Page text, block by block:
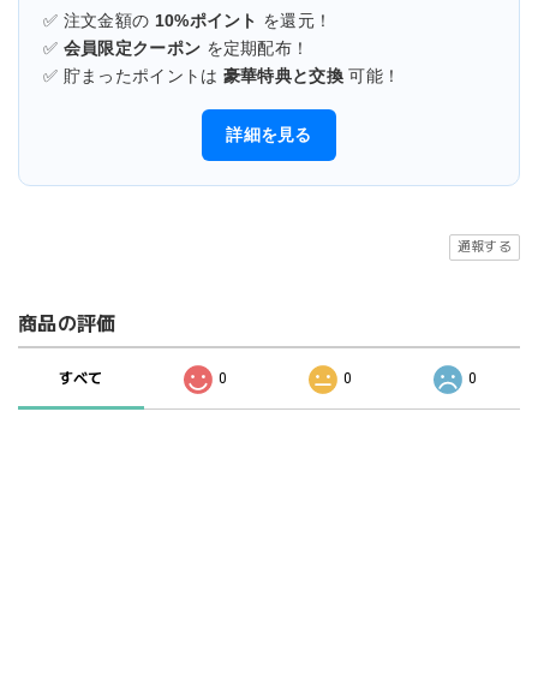
✅ 注文金額の 10%ポイント を還元！
✅ 会員限定クーポン を定期配布！
✅ 貯まったポイントは 豪華特典と交換 可能！
詳細を見る
通報する
商品の評価
すべて 0 0 0